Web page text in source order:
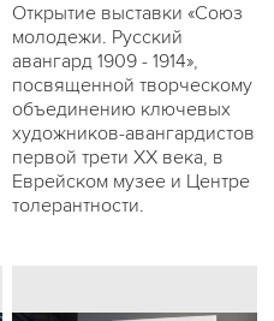
Открытие выставки «Союз
молодежи. Русский
авангард 1909 - 1914»,
посвященной творческому
объединению ключевых
художников-авангардистов
первой трети ХХ века, в
Еврейском музее и Центре
толерантности.